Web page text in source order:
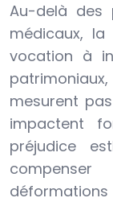
Au-delà des
médicaux,
vocation à
mesurent
impactent
préjudice